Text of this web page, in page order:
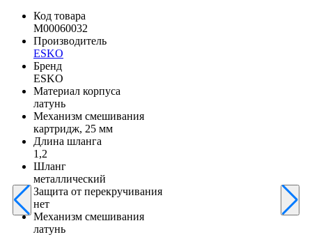
Код товара
M00060032
Производитель
ESKO
Бренд
ESKO
Материал корпуса
латунь
Механизм смешивания
картридж, 25 мм
Длина шланга
1,2
Шланг
металлический
Защита от перекручивания
нет
Механизм смешивания
латунь